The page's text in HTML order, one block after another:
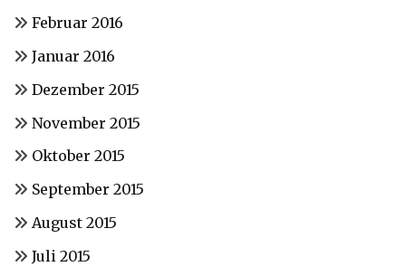
Februar 2016
Januar 2016
Dezember 2015
November 2015
Oktober 2015
September 2015
August 2015
Juli 2015